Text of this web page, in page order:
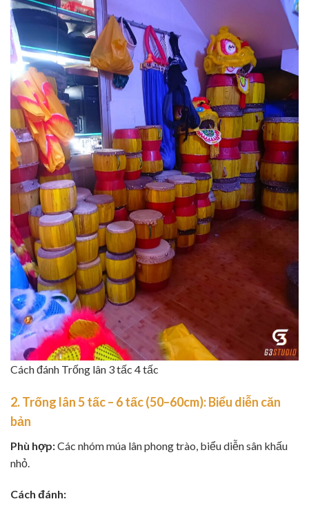
Cách đánh Trống lân 3 tấc 4 tấc
2. Trống lân 5 tấc – 6 tấc (50–60cm): Biểu diễn căn
bản
Phù hợp:Các nhóm múa lân phong trào, biểu diễn sân khấu
nhỏ.
Cách đánh: